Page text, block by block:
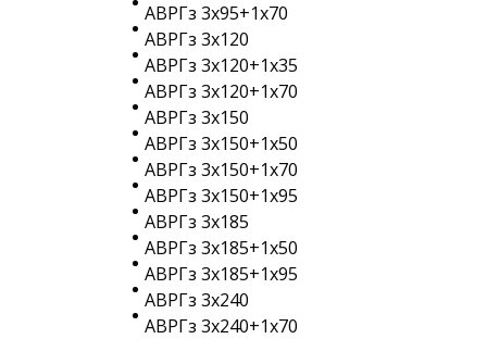
АВРГз 3х95+1х70
АВРГз 3х120
АВРГз 3х120+1х35
АВРГз 3х120+1х70
АВРГз 3х150
АВРГз 3х150+1х50
АВРГз 3х150+1х70
АВРГз 3х150+1х95
АВРГз 3х185
АВРГз 3х185+1х50
АВРГз 3х185+1х95
АВРГз 3х240
АВРГз 3х240+1х70